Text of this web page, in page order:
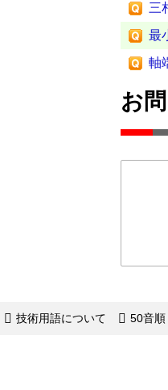
三
最
軸
お
技術用語について 50音順